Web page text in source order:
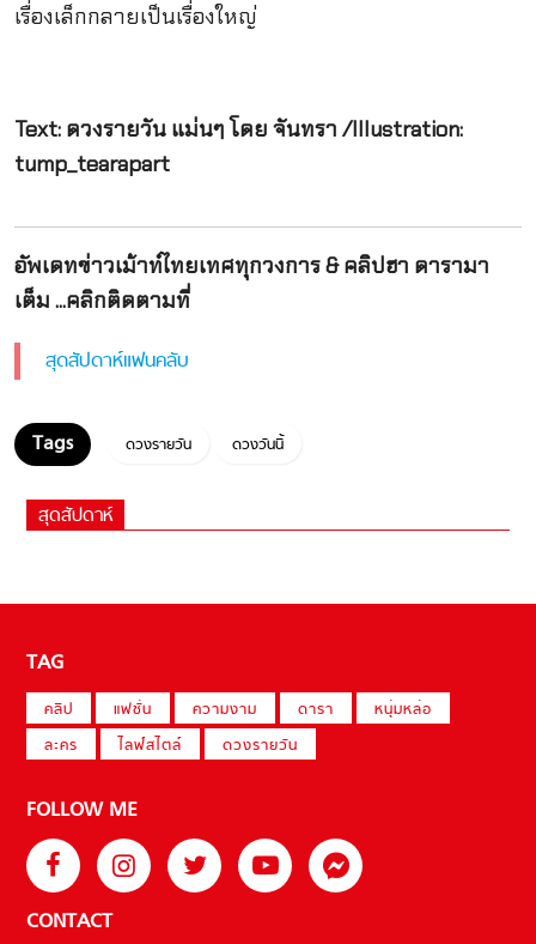
เรื่องเล็กกลายเป็นเรื่องใหญ่
Text: ดวงรายวัน แม่นๆ โดย จันทรา /Illustration:
tump_tearapart
อัพเดทข่าวเม้าท์ไทยเทศทุกวงการ & คลิปฮา ดารามา
เต็ม ...คลิกติดตามที่
สุดสัปดาห์แฟนคลับ
ดวงรายวัน ดวงวันนี้
สุดสัปดาห์
TAG
คลิป แฟชั่น ความงาม ดารา
หนุ่มหล่อ
ละคร
ไลฟ์สไตล์ ดวงรายวัน
FOLLOW ME
CONTACT